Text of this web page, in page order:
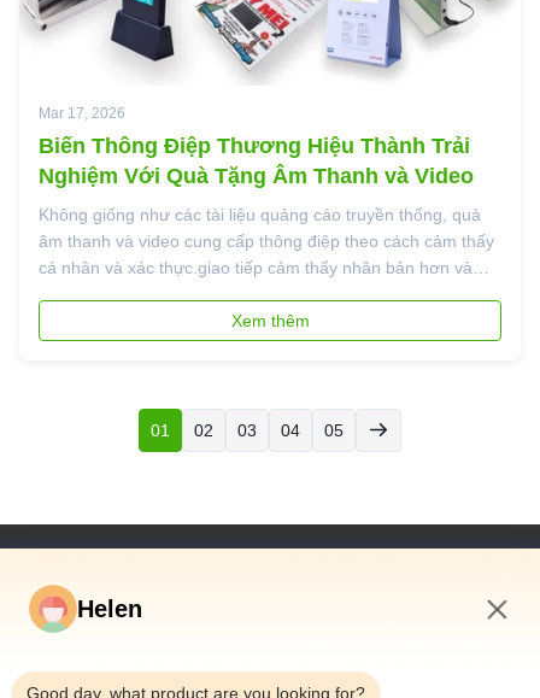
Mar 17, 2026
Biến Thông Điệp Thương Hiệu Thành Trải
Nghiệm Với Quà Tặng Âm Thanh và Video
Không giống như các tài liệu quảng cáo truyền thống, quà
âm thanh và video cung cấp thông điệp theo cách cảm thấy
cá nhân và xác thực.giao tiếp cảm thấy nhân bản hơn và
thương hiệu vượt ra ngoài việc tiếp thị đơn giản và hướng
tới sự tương tác c...
Xem thêm
01 02 03 04 05
Video
Helen
Good day, what product are you looking for?